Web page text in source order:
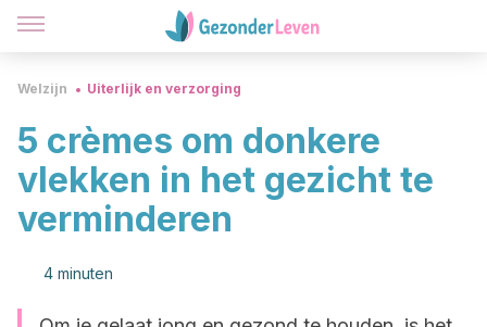
Welzijn Uiterlijk en verzorging
5 crèmes om donkere
vlekken in het gezicht te
verminderen
4 minuten